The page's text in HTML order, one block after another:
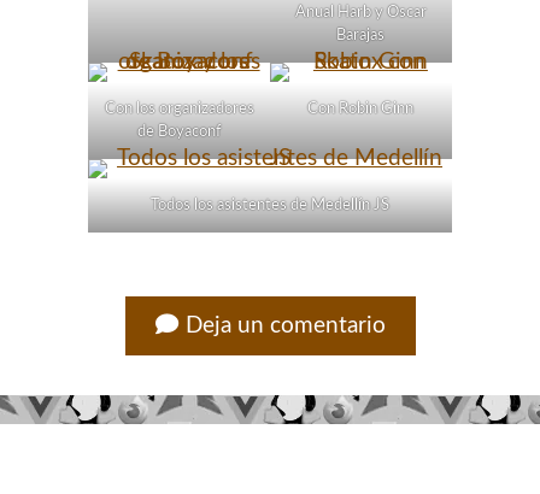
Anual Harb y Oscar
Barajas
Con los organizadores
de Boyaconf
Con Robin Ginn
Todos los asistentes de Medellín JS
Deja un comentario